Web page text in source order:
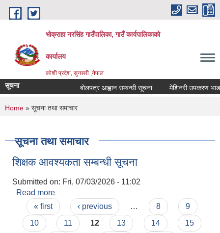
Skip to main content
भोक्राहा नरसिंह गाउँपालिका, गाउँ कार्यपालिकाको
कार्यालय
कोशी प्रदेश, सुनसरी ,नेपाल
सूचना बोलपत्र आह्वान सम्बन्धी सूचना मेशिनरी उपकरण
You are here
Home » सूचना तथा समाचार
सूचना तथा समाचार
शिक्षक आवश्यकता सम्बन्धी सूचना
Submitted on: Fri, 07/03/2026 - 11:02
Read more
Pages
« first ‹ previous … 8
9
10
11 12 13 14
15